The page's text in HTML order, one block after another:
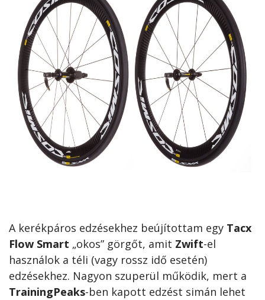
A kerékpáros edzésekhez beújítottam egy Tacx
Flow Smart „okos” görgőt, amit Zwift-el
használok a téli (vagy rossz idő esetén)
edzésekhez. Nagyon szuperül működik, mert a
TrainingPeaks-ben kapott edzést simán lehet